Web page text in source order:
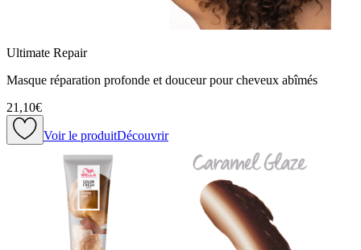
Ultimate Repair
Masque réparation profonde et douceur pour cheveux abîmés
21,10€
Voir le produitDécouvrir